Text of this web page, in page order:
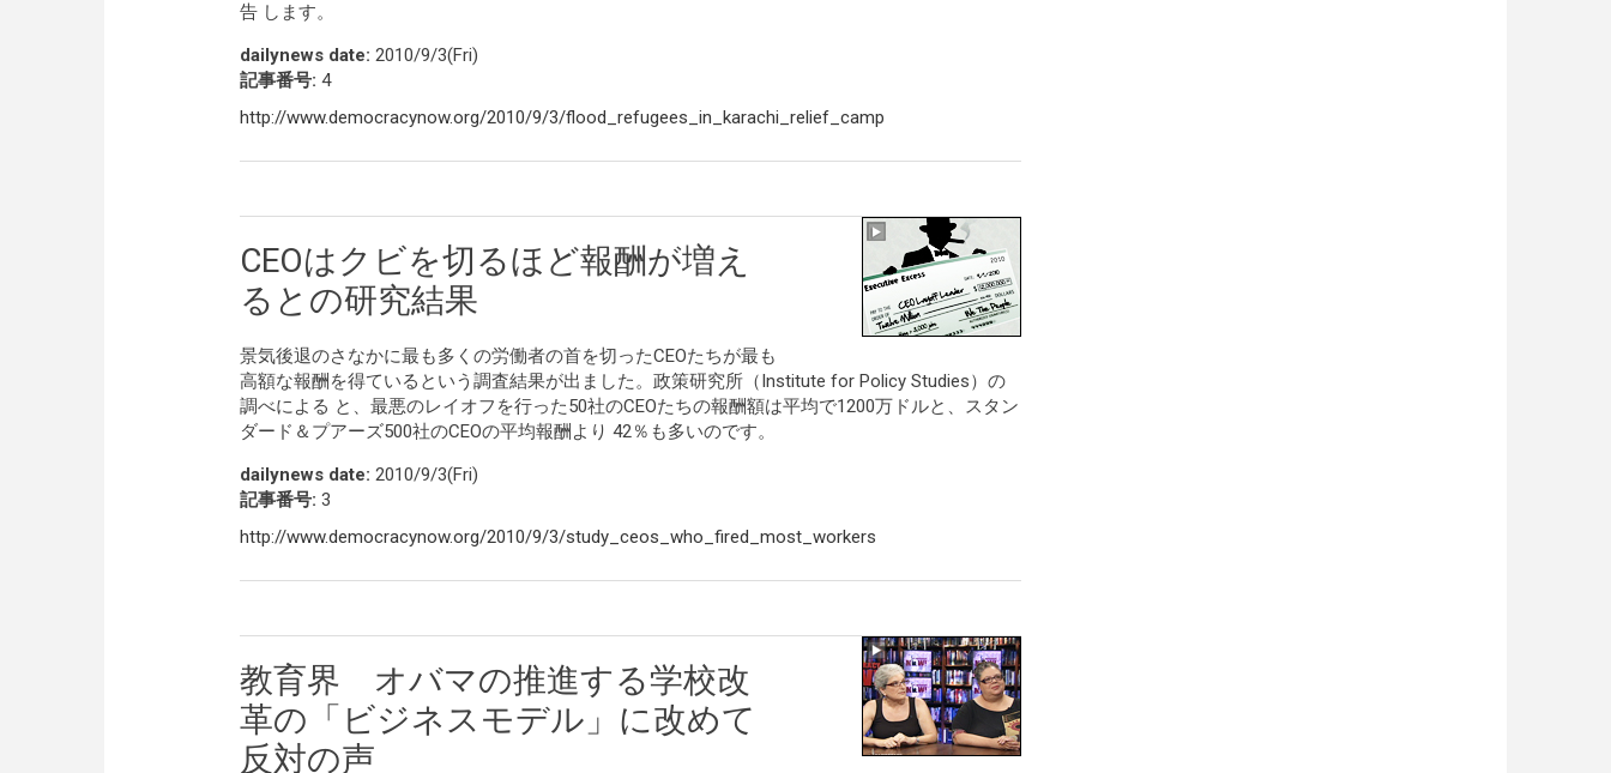
告 します。
dailynews date: 2010/9/3(Fri)
記事番号: 4
http://www.democracynow.org/2010/9/3/flood_refugees_in_karachi_relief_camp
CEOはクビを切るほど報酬が増え
るとの研究結果
景気後退のさなかに最も多くの労働者の首を切ったCEOたちが最も
高額な報酬を得ているという調査結果が出ました。政策研究所（Institute for Policy Studies）の
調べによる と、最悪のレイオフを行った50社のCEOたちの報酬額は平均で1200万ドルと、スタン
ダード＆プアーズ500社のCEOの平均報酬より 42％も多いのです。
dailynews date: 2010/9/3(Fri)
記事番号: 3
http://www.democracynow.org/2010/9/3/study_ceos_who_fired_most_workers
教育界 オバマの推進する学校改
革の「ビジネスモデル」に改めて
反対の声